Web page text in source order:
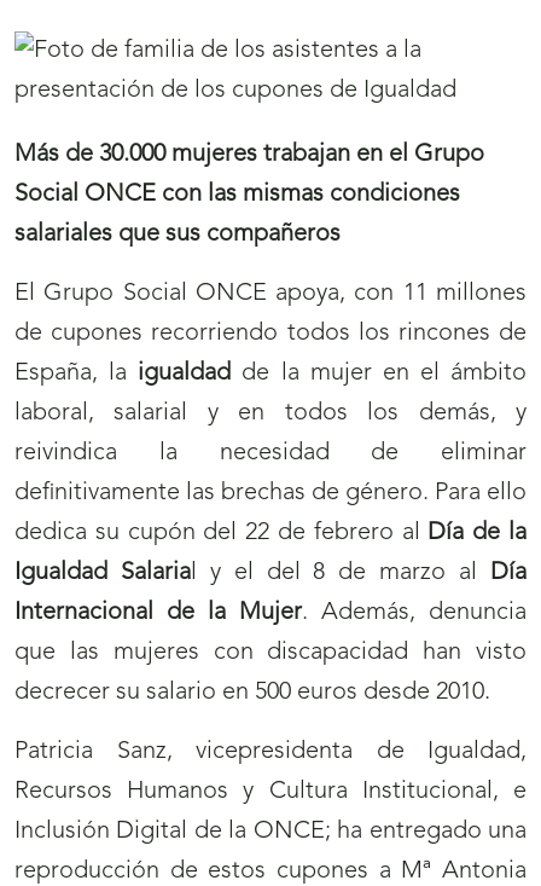
Más de 30.000 mujeres trabajan en el Grupo
Social ONCE con las mismas condiciones
salariales que sus compañeros
El Grupo Social ONCE apoya, con 11 millones
de cupones recorriendo todos los rincones de
España, la igualdad de la mujer en el ámbito
laboral, salarial y en todos los demás, y
reivindica la necesidad de eliminar
definitivamente las brechas de género. Para ello
dedica su cupón del 22 de febrero al Día de la
Igualdad Salarial y el del 8 de marzo al
Día
Internacional de la Mujer. Además, denuncia
que las mujeres con discapacidad han visto
decrecer su salario en 500 euros desde 2010.
Patricia Sanz, vicepresidenta de Igualdad,
Recursos Humanos y Cultura Institucional, e
Inclusión Digital de la ONCE; ha entregado una
reproducción de estos cupones a Mª Antonia